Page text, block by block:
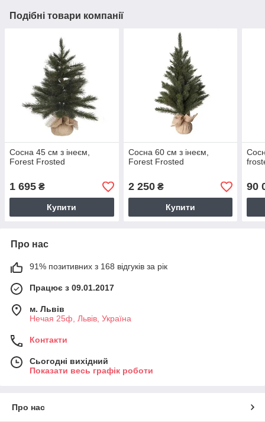
Подібні товари компанії
Сосна 45 см з інеєм,
Forest Frosted
1 695 ₴
Купити
Сосна 60 см з інеєм,
Forest Frosted
2 250₴
Купити
90
Про нас
91% позитивних з 168 відгуків за рік
Працює з 09.01.2017
м. Львів
Нечая 25ф, Львів, Україна
Контакти
Сьогодні вихідний
Показати весь графік роботи
Про нас